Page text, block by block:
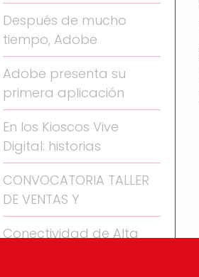
Después de mucho
tiempo, Adobe
Adobe presenta su
primera aplicación
En los Kioscos Vive
Digital: historias
CONVOCATORIA TALLER
DE VENTAS Y
Conectividad de Alta